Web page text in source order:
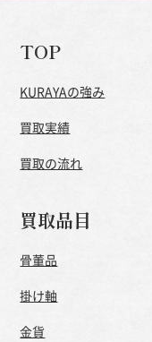
TOP
KURAYAの強み
買取実績
買取の流れ
買取品目
骨董品
掛け軸
金貨